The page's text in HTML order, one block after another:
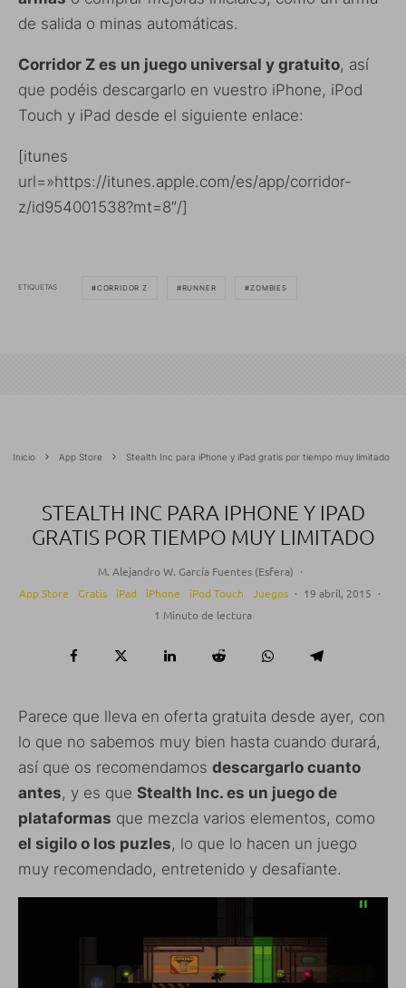
de salida o minas automáticas.
Corridor Z es un juego universal y gratuito, así
que podéis descargarlo en vuestro iPhone, iPod
Touch y iPad desde el siguiente enlace:
[itunes
url=»https://itunes.apple.com/es/app/corridor-
z/id954001538?mt=8″/]
ETIQUETAS CORRIDOR Z RUNNER ZOMBIES
Inicio App Store Stealth Inc para iPhone y iPad gratis por tiempo muy limitado
STEALTH INC PARA IPHONE Y IPAD
GRATIS POR TIEMPO MUY LIMITADO
M. Alejandro W. García Fuentes (Esfera) ·
App Store
Gratis iPad iPhone iPod Touch Juegos · 19 abril, 2015 ·
1 Minuto de lectura
Parece que lleva en oferta gratuita desde ayer, con
lo que no sabemos muy bien hasta cuando durará,
así que os recomendamos descargarlo cuanto
antes, y es que Stealth Inc. es un juego de
plataformas que mezcla varios elementos, como
el sigilo o los puzles, lo que lo hacen un juego
muy recomendado, entretenido y desafiante.